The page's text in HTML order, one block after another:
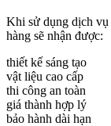
Khi sử dụng dịch vụ
hàng sẽ nhận được:
thiết kế sáng tạo
vật liệu cao cấp
thi công an toàn
giá thành hợp lý
bảo hành dài hạn